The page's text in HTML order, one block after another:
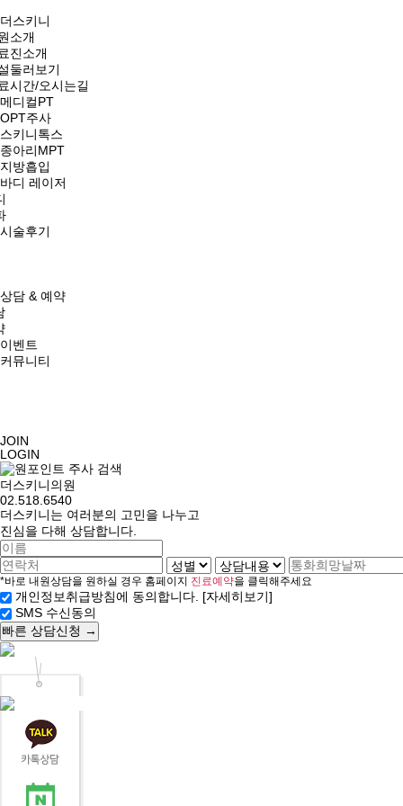
더스키니
소개
진소개
둘러보기
시간/오시는길
메디컬PT
OPT주사
스키니톡스
종아리MPT
지방흡입
바디 레이저
시술후기
상담 & 예약
이벤트
커뮤니티
JOIN
LOGIN
더스키니의원
02.518.6540
더스키니는 여러분의 고민을 나누고
진심을 다해 상담합니다.
*바로 내원상담을 원하실 경우 홈페이지 진료예약을 클릭해주세요
개인정보취급방침에 동의합니다. [자세히보기]
SMS 수신동의